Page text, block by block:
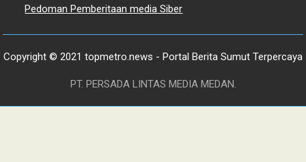
Pedoman Pemberitaan media Siber
Copyright © 2021 topmetro.news - Portal Berita Sumut Terpercaya
PT. PERSADA LINTAS MEDIA MEDAN.